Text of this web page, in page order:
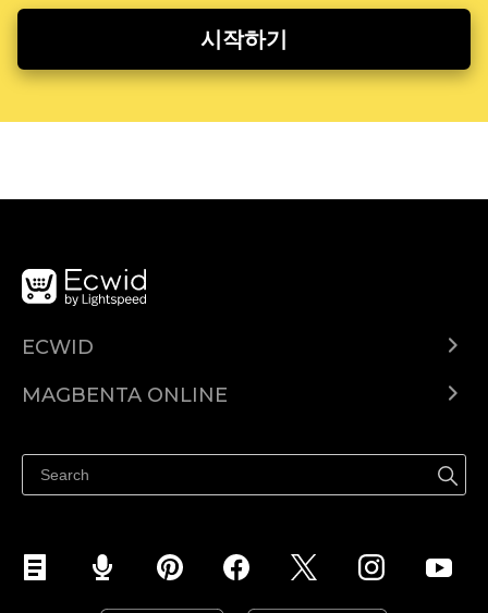
시작하기
ECWID
Help center
MAGBENTA ONLINE
Ibenta sa Facebook